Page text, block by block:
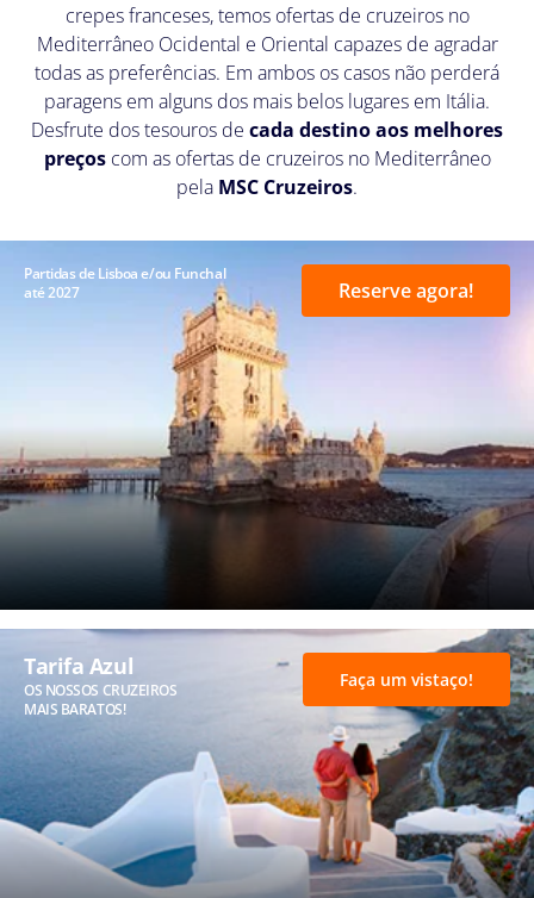
crepes franceses, temos ofertas de cruzeiros no
Mediterrâneo Ocidental e Oriental capazes de agradar
todas as preferências. Em ambos os casos não perderá
paragens em alguns dos mais belos lugares em Itália.
Desfrute dos tesouros de cada destino aos melhores
preçoscom as ofertas de cruzeiros no Mediterrâneo
pela MSC Cruzeiros.
Partidas de Lisboa e/ou Funchal
até 2027
Reserve agora!
Tarifa Azul
OS NOSSOS CRUZEIROS
MAIS BARATOS!
Faça um vistaço!